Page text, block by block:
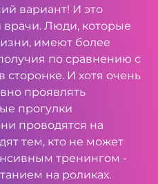
вариант! И это
Люди, которые
имеют более
по сравнению с
сторонке. И хотя очень
проявлять
прогулки
проводятся на
тем, кто не может
тренингом -
на роликах.